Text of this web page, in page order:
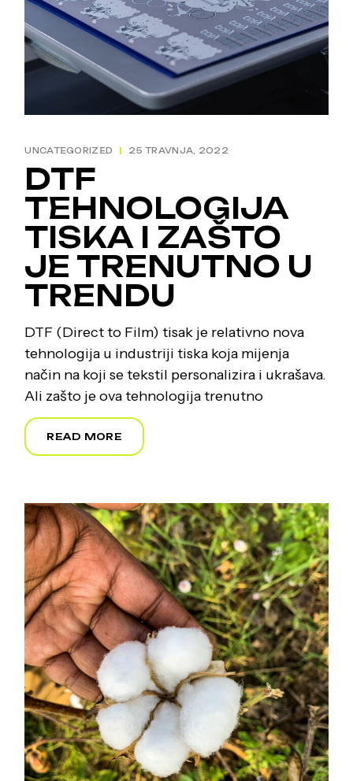
UNCATEGORIZED 25 TRAVNJA, 2022
DTF
TEHNOLOGIJA
TISKA I ZAŠTO
JE TRENUTNO U
TRENDU
DTF (Direct to Film) tisak je relativno nova
tehnologija u industriji tiska koja mijenja
način na koji se tekstil personalizira i ukrašava.
Ali zašto je ova tehnologija trenutno
READ MORE